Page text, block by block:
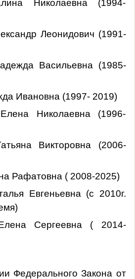
Николаевна (1994-
Леонидович (1991-
Васильевна (1985-
Ивановна (1997- 2019)
Николаевна (1996-
Викторовна (2006-
Рафатовна ( 2008-2025)
Евгеньевна (с 2010г.
Сергеевна ( 2014-
Федерального Закона от